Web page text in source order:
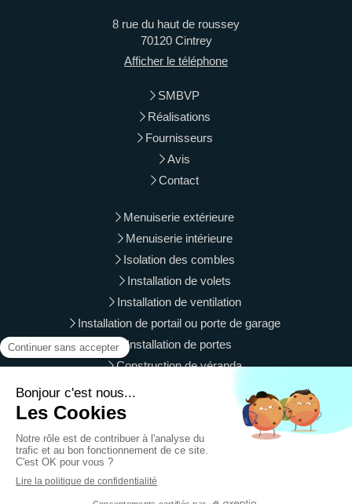
8 rue du haut de roussey
70120 Cintrey
Afficher le téléphone
SMBVP
Réalisations
Fournisseurs
Avis
Contact
Menuiserie extérieure
Menuiserie intérieure
Isolation des combles
Installation de volets
Installation de ventilation
Installation de portail ou porte de garage
Installation de portes
Construction de véranda
Langres, Vesoul, Gray, Luxeuil-les-Bains, Vittel, Is-sur-Tille,
Luré, Le Val-d'Ajol, Besançon, Chaumont, Saint-Vit, Baume-
les-Dames
Mentions légales